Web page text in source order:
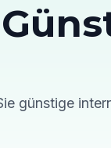
günstige